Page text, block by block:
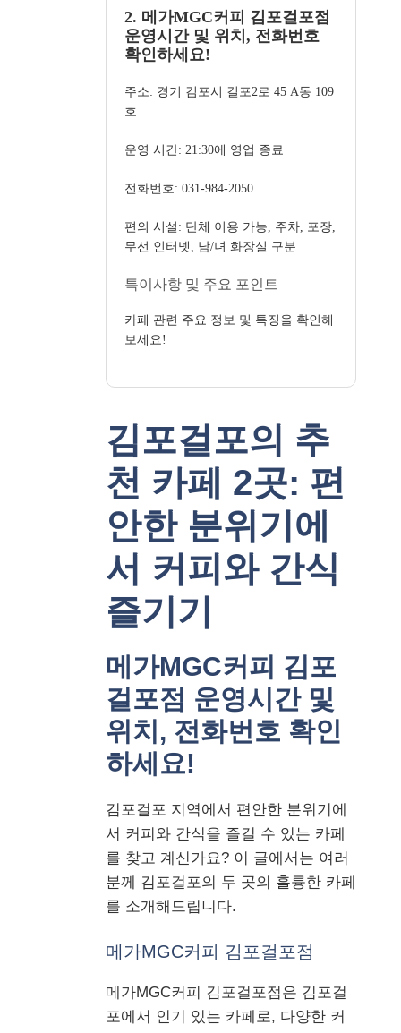
2. 메가MGC커피 김포걸포점
운영시간 및 위치, 전화번호
확인하세요!
주소: 경기 김포시 걸포2로 45 A동 109
호
운영 시간: 21:30에 영업 종료
전화번호: 031-984-2050
편의 시설: 단체 이용 가능, 주차, 포장,
무선 인터넷, 남/녀 화장실 구분
특이사항 및 주요 포인트
카페 관련 주요 정보 및 특징을 확인해
보세요!
김포걸포의 추
천 카페 2곳: 편
안한 분위기에
서 커피와 간식
즐기기
메가MGC커피 김포
걸포점 운영시간 및
위치, 전화번호 확인
하세요!
김포걸포 지역에서 편안한 분위기에
서 커피와 간식을 즐길 수 있는 카페
를 찾고 계신가요? 이 글에서는 여러
분께 김포걸포의 두 곳의 훌륭한 카페
를 소개해드립니다.
메가MGC커피 김포걸포점
메가MGC커피 김포걸포점은 김포걸
포에서 인기 있는 카페로, 다양한 커